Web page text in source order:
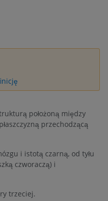
położoną między
przechodzącą
i istotą czarną, od tyłu
czworaczą) i
trzeciej.